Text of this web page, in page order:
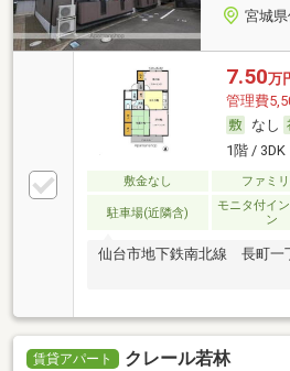
宮城
7.50万
管理費
なし
1階 / 3DK
敷金なし ファミ
駐車場(近隣含)
モニタ付イ
ン
仙台市地下鉄南北線 長町
賃貸アパート クレール若林